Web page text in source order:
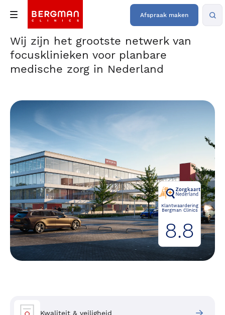
Afspraak maken
Wij zijn het grootste netwerk van
focusklinieken voor planbare
medische zorg in Nederland
Klantwaardering
Bergman Clinics
8.8
Kwaliteit & veiligheid